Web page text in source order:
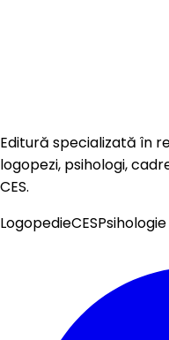
Editură specializată în
logopezi, psihologi,
CES.
LogopedieCESPsihologie